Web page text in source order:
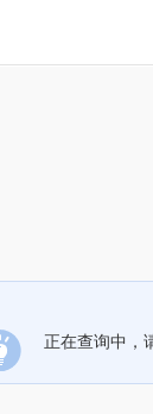
正在查询中，